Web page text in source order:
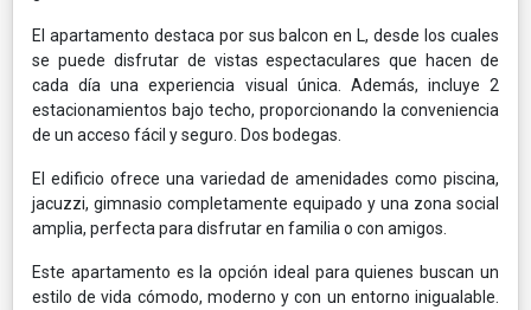
El apartamento destaca por sus balcon en L, desde los cuales
se puede disfrutar de vistas espectaculares que hacen de
cada día una experiencia visual única. Además, incluye 2
estacionamientos bajo techo, proporcionando la conveniencia
de un acceso fácil y seguro. Dos bodegas.
El edificio ofrece una variedad de amenidades como piscina,
jacuzzi, gimnasio completamente equipado y una zona social
amplia, perfecta para disfrutar en familia o con amigos.
Este apartamento es la opción ideal para quienes buscan un
estilo de vida cómodo, moderno y con un entorno inigualable.